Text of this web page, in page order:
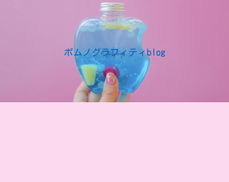
ポムノグラフィティblog